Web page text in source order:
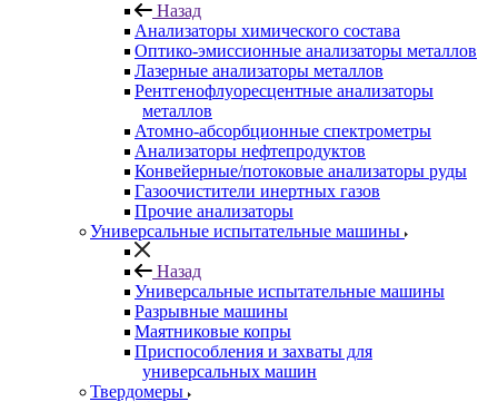
Назад
Анализаторы химического состава
Оптико-эмиссионные анализаторы металлов
Лазерные анализаторы металлов
Рентгенофлуоресцентные анализаторы
металлов
Атомно-абсорбционные спектрометры
Анализаторы нефтепродуктов
Конвейерные/потоковые анализаторы руды
Газоочистители инертных газов
Прочие анализаторы
Универсальные испытательные машины
Назад
Универсальные испытательные машины
Разрывные машины
Маятниковые копры
Приспособления и захваты для
универсальных машин
Твердомеры